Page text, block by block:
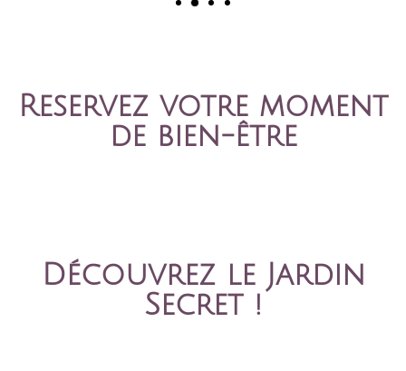
Reservez votre moment
de bien-être
Découvrez le Jardin
Secret !